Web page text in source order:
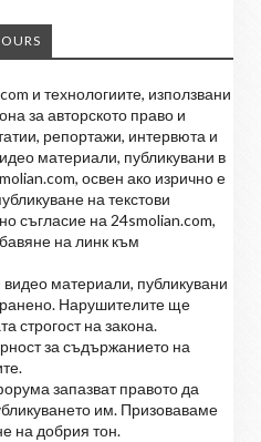
и технологиите, използвани
за авторското право и
репортажи, интервюта и
материали, публикувани в
освен ако изрично е
на текстови
съгласие на 24smolian.com,
на линк към
материали, публикувани
Нарушителите ще
строгост на закона.
за съдържанието на
запазват правото да
им. Призоваваме
на добрия тон.